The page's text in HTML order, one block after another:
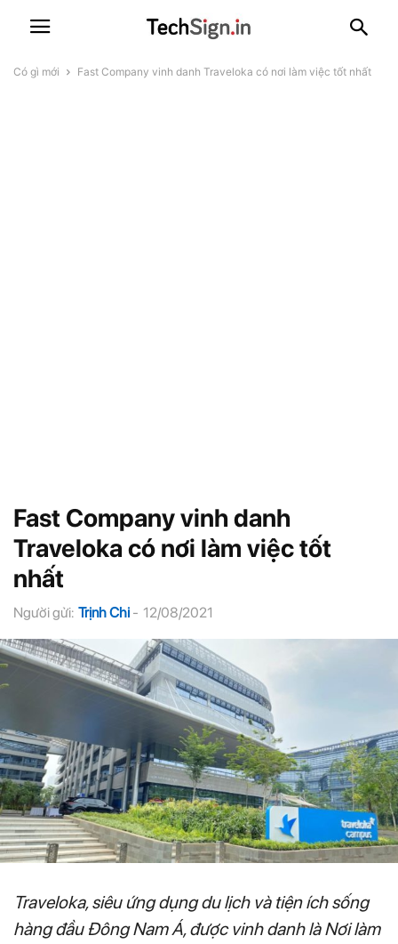
Có gì mới Fast Company vinh danh Traveloka có nơi làm việc tốt nhất
Fast Company vinh danh
Traveloka có nơi làm việc tốt
nhất
Người gửi: Trịnh Chi - 12/08/2021
Traveloka, siêu ứng dụng du lịch và tiện ích sống
hàng đầu Đông Nam Á, được vinh danh là Nơi làm